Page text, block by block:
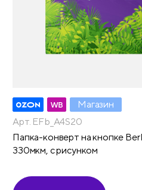
Магазин
Арт. EFb_A4S20
Папка-конверт на кнопке
330мкм, с рисунком